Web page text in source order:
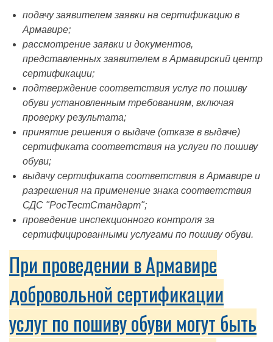
подачу заявителем заявки на сертификацию в
Армавире;
рассмотрение заявки и документов,
представленных заявителем в Армавирский центр
сертификации;
подтверждение соответствия услуг по пошиву
обуви установленным требованиям, включая
проверку результата;
принятие решения о выдаче (отказе в выдаче)
сертификата соответствия на услуги по пошиву
обуви;
выдачу сертификата соответствия в Армавире и
разрешения на применение знака соответствия
СДС "РосТестСтандарт";
проведение инспекционного контроля за
сертифицированными услугами по пошиву обуви.
При проведении в Армавире
добровольной сертификации
услуг по пошиву обуви могут быть